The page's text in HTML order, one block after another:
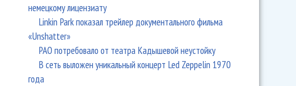
немецкому лицензиату
Linkin Park показал трейлер документального фильма
«Unshatter»
РАО потребовало от театра Кадышевой неустойку
В сеть выложен уникальный концерт Led Zeppelin 1970
года